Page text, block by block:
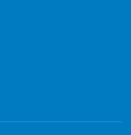
hos Fyndiq
utbud av
priser, med
som fylls på
ställe – fynda rätt
ställe.